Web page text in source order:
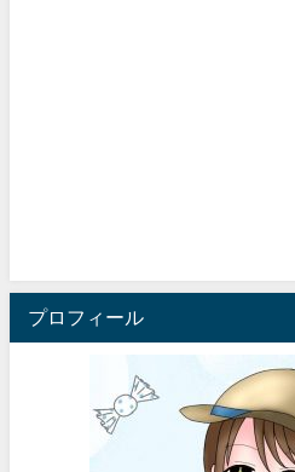
プロフィール